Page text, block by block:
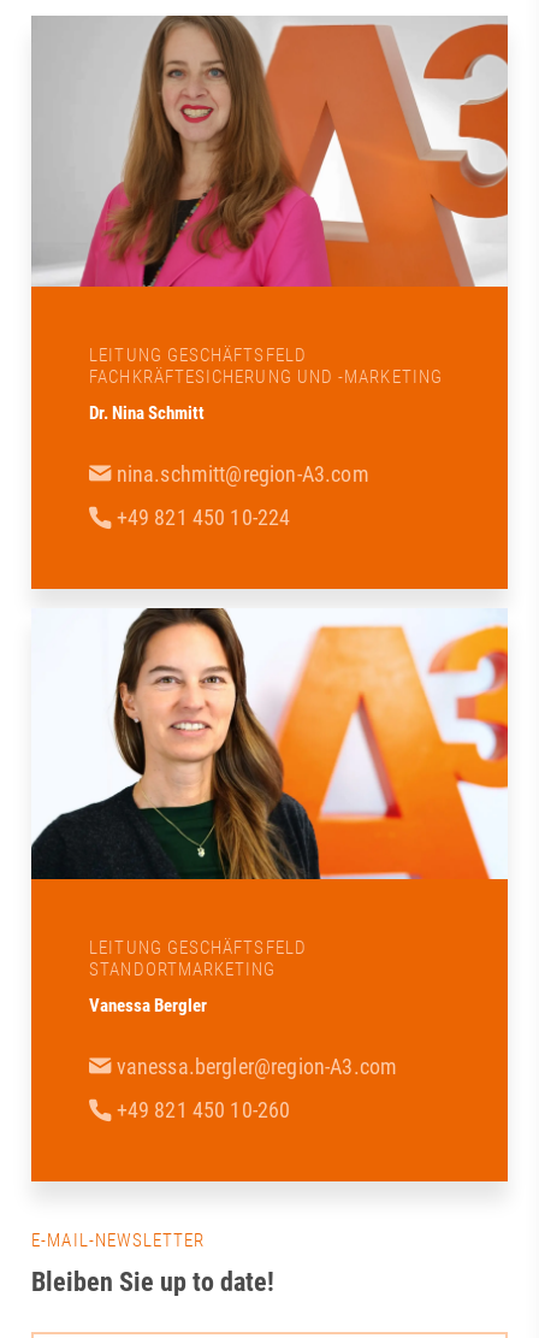
LEITUNG GESCHÄFTSFELD
FACHKRÄFTESICHERUNG UND -MARKETING
Dr. Nina Schmitt
nina.schmitt@region-A3.com
+49 821 450 10-224
LEITUNG GESCHÄFTSFELD
STANDORTMARKETING
Vanessa Bergler
vanessa.bergler@region-A3.com
+49 821 450 10-260
E-MAIL-NEWSLETTER
Bleiben Sie up to date!